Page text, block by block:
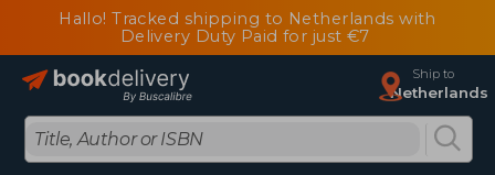
Hallo! Tracked shipping to Netherlands with
Delivery Duty Paid for just €7
Ship to
Netherlands